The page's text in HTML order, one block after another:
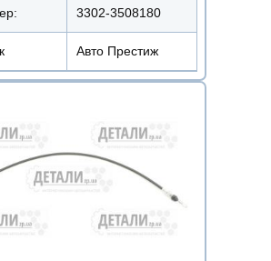
3302-3508180
Авто Престиж